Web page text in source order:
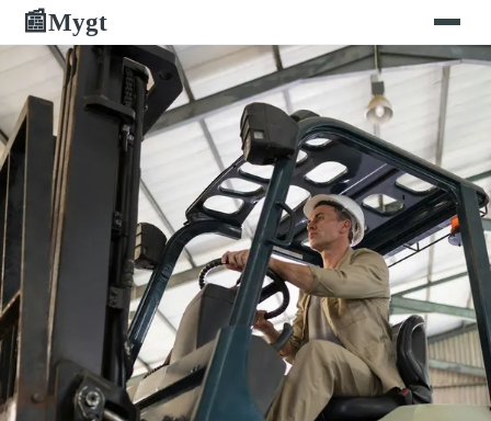
📰Mygt